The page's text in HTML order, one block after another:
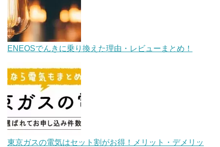
ENEOSでんきに乗り換えた理由・レビューまとめ！
東京ガスの電気はセット割がお得！メリット・デメリッ